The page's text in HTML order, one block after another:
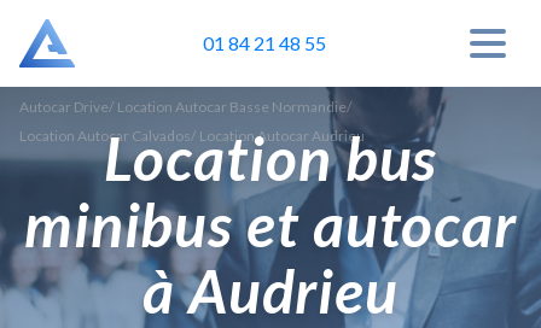
01 84 21 48 55
Autocar Drive/ Location Autocar Basse Normandie/
Location Autocar Calvados/ Location Autocar Audrieu
Location bus
minibus et autocar
à Audrieu